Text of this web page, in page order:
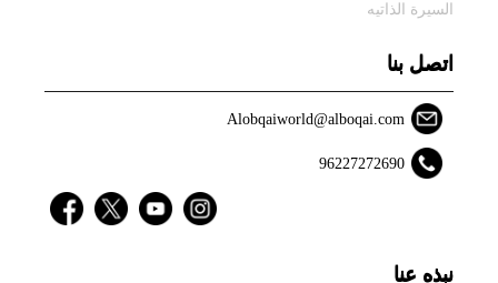
السيرة الذاتيه
اتصل بنا
Alobqaiworld@alboqai.com
96227272690
نبذه عنا